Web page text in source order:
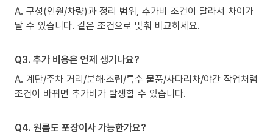
A. 구성(인원/차량)과 정리 범위, 추가비 조건이 달라서 차이가
날 수 있습니다. 같은 조건으로 맞춰 비교하세요.
Q3. 추가 비용은 언제 생기나요?
A. 계단/주차 거리/분해·조립/특수 물품/사다리차/야간 작업처럼
조건이 바뀌면 추가비가 발생할 수 있습니다.
Q4. 원룸도 포장이사 가능한가요?